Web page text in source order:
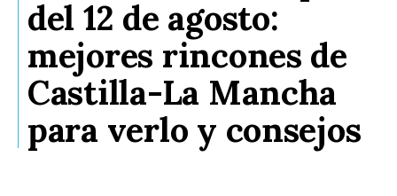
del 12 de agosto:
mejores rincones de
Castilla-La Mancha
para verlo y consejos